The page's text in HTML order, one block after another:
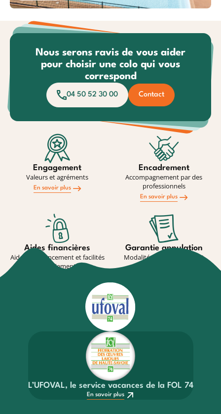
Nous serons ravis de vous aider
pour choisir une colo qui vous
correspond
04 50 52 30 00 Contact
Engagement
Valeurs et agréments
En savoir plus
Encadrement
Accompagnement par des
professionnels
En savoir plus
Aides financières
Aides au financement et facilités
de paiement
Garantie annulation
Modalité de souscription et
L’UFOVAL, le service vacances de la FOL 74
En savoir plus